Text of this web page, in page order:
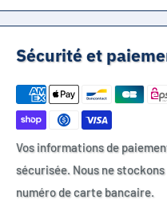
Sécurité et
Vos informations de
sécurisée. Nous ne
numéro de carte bancaire.